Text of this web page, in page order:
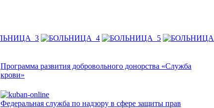
Программа развития добровольного донорства «Служба
крови»
Федеральная служба по надзору в сфере защиты прав